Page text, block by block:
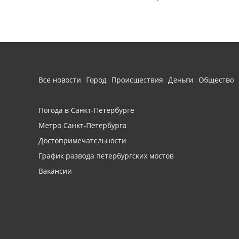
Все новости Город Происшествия Деньги Общество
Погода в Санкт-Петербурге
Метро Санкт-Петербурга
Достопримечательности
График развода петербургских мостов
Вакансии